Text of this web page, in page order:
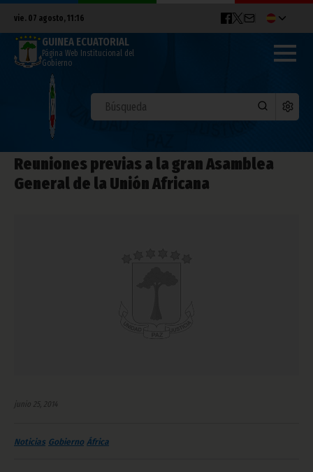
vie. 07 agosto, 11:16
GUINEA ECUATORIAL
Página Web Institucional del
Gobierno
Reuniones previas a la gran Asamblea
General de la Unión Africana
junio 25, 2014
Noticias Gobierno África